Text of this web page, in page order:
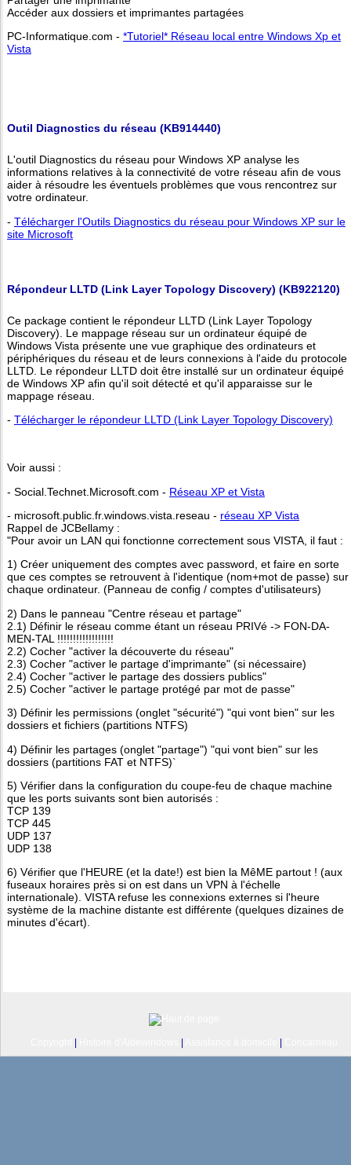
Accéder aux dossiers et imprimantes partagées
PC-Informatique.com - *Tutoriel* Réseau local entre Windows Xp et
Vista
Outil Diagnostics du réseau (KB914440)
L'outil Diagnostics du réseau pour Windows XP analyse les
informations relatives à la connectivité de votre réseau afin de vous
aider à résoudre les éventuels problèmes que vous rencontrez sur
votre ordinateur.
- Télécharger l'Outils Diagnostics du réseau pour Windows XP sur le
site Microsoft
Répondeur LLTD (Link Layer Topology Discovery) (KB922120)
Ce package contient le répondeur LLTD (Link Layer Topology
Discovery). Le mappage réseau sur un ordinateur équipé de
Windows Vista présente une vue graphique des ordinateurs et
périphériques du réseau et de leurs connexions à l'aide du protocole
LLTD. Le répondeur LLTD doit être installé sur un ordinateur équipé
de Windows XP afin qu'il soit détecté et qu'il apparaisse sur le
mappage réseau.
- Télécharger le répondeur LLTD (Link Layer Topology Discovery)
Voir aussi :
- Social.Technet.Microsoft.com - Réseau XP et Vista
- microsoft.public.fr.windows.vista.reseau - réseau XP Vista
Rappel de JCBellamy :
"Pour avoir un LAN qui fonctionne correctement sous VISTA, il faut :
1) Créer uniquement des comptes avec password, et faire en sorte
que ces comptes se retrouvent à l'identique (nom+mot de passe) sur
chaque ordinateur. (Panneau de config / comptes d'utilisateurs)
2) Dans le panneau "Centre réseau et partage"
2.1) Définir le réseau comme étant un réseau PRIVé -> FON-DA-
MEN-TAL !!!!!!!!!!!!!!!!!!
2.2) Cocher "activer la découverte du réseau"
2.3) Cocher "activer le partage d'imprimante" (si nécessaire)
2.4) Cocher "activer le partage des dossiers publics"
2.5) Cocher "activer le partage protégé par mot de passe"
3) Définir les permissions (onglet "sécurité") "qui vont bien" sur les
dossiers et fichiers (partitions NTFS)
4) Définir les partages (onglet "partage") "qui vont bien" sur les
dossiers (partitions FAT et NTFS)`
5) Vérifier dans la configuration du coupe-feu de chaque machine
que les ports suivants sont bien autorisés :
TCP 139
TCP 445
UDP 137
UDP 138
6) Vérifier que l'HEURE (et la date!) est bien la MêME partout ! (aux
fuseaux horaires près si on est dans un VPN à l'échelle
internationale). VISTA refuse les connexions externes si l'heure
système de la machine distante est différente (quelques dizaines de
minutes d'écart).
| | |